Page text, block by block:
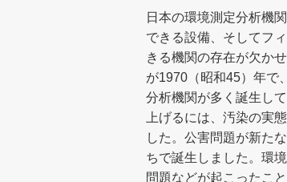
日本の環境測定分析機
できる設備、そしてフ
きる機関の存在が欠か
が1970（昭和45）年で
分析機関が多く誕生し
上げるには、汚染の実
した。公害問題が新た
ちで誕生しました。環
問題などが起こったこ